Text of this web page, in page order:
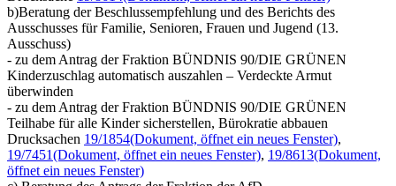
b)Beratung der Beschlussempfehlung und des Berichts des
Ausschusses für Familie, Senioren, Frauen und Jugend (13.
Ausschuss)
- zu dem Antrag der Fraktion BÜNDNIS 90/DIE GRÜNEN
Kinderzuschlag automatisch auszahlen – Verdeckte Armut
überwinden
- zu dem Antrag der Fraktion BÜNDNIS 90/DIE GRÜNEN
Teilhabe für alle Kinder sicherstellen, Bürokratie abbauen
Drucksachen 19/1854(Dokument, öffnet ein neues Fenster),
19/7451(Dokument, öffnet ein neues Fenster), 19/8613(Dokument,
öffnet ein neues Fenster)